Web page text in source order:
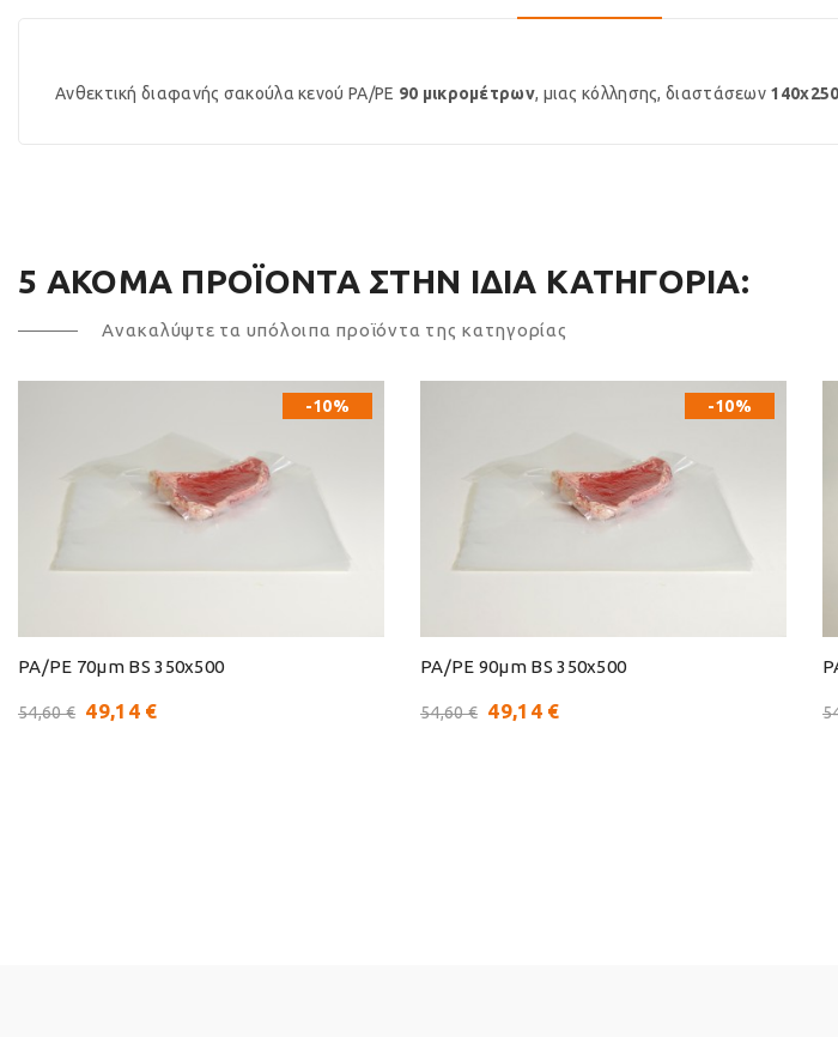
Ανθεκτική διαφανής σακούλα κενού PA/PE 90 μικρομέτρων, μιας κόλλησης, διαστάσεων 140x250
5 ΑΚΌΜΑ ΠΡΟΪΌΝΤΑ ΣΤΗΝ ΊΔΙΑ ΚΑΤΗΓΟΡΊΑ:
Ανακαλύψτε τα υπόλοιπα προϊόντα της κατηγορίας
-10%
PA/PE 70μm BS 350x500
54,60 € 49,14 €
-10%
PA/PE 90μm BS 350x500
54,60 € 49,14 €